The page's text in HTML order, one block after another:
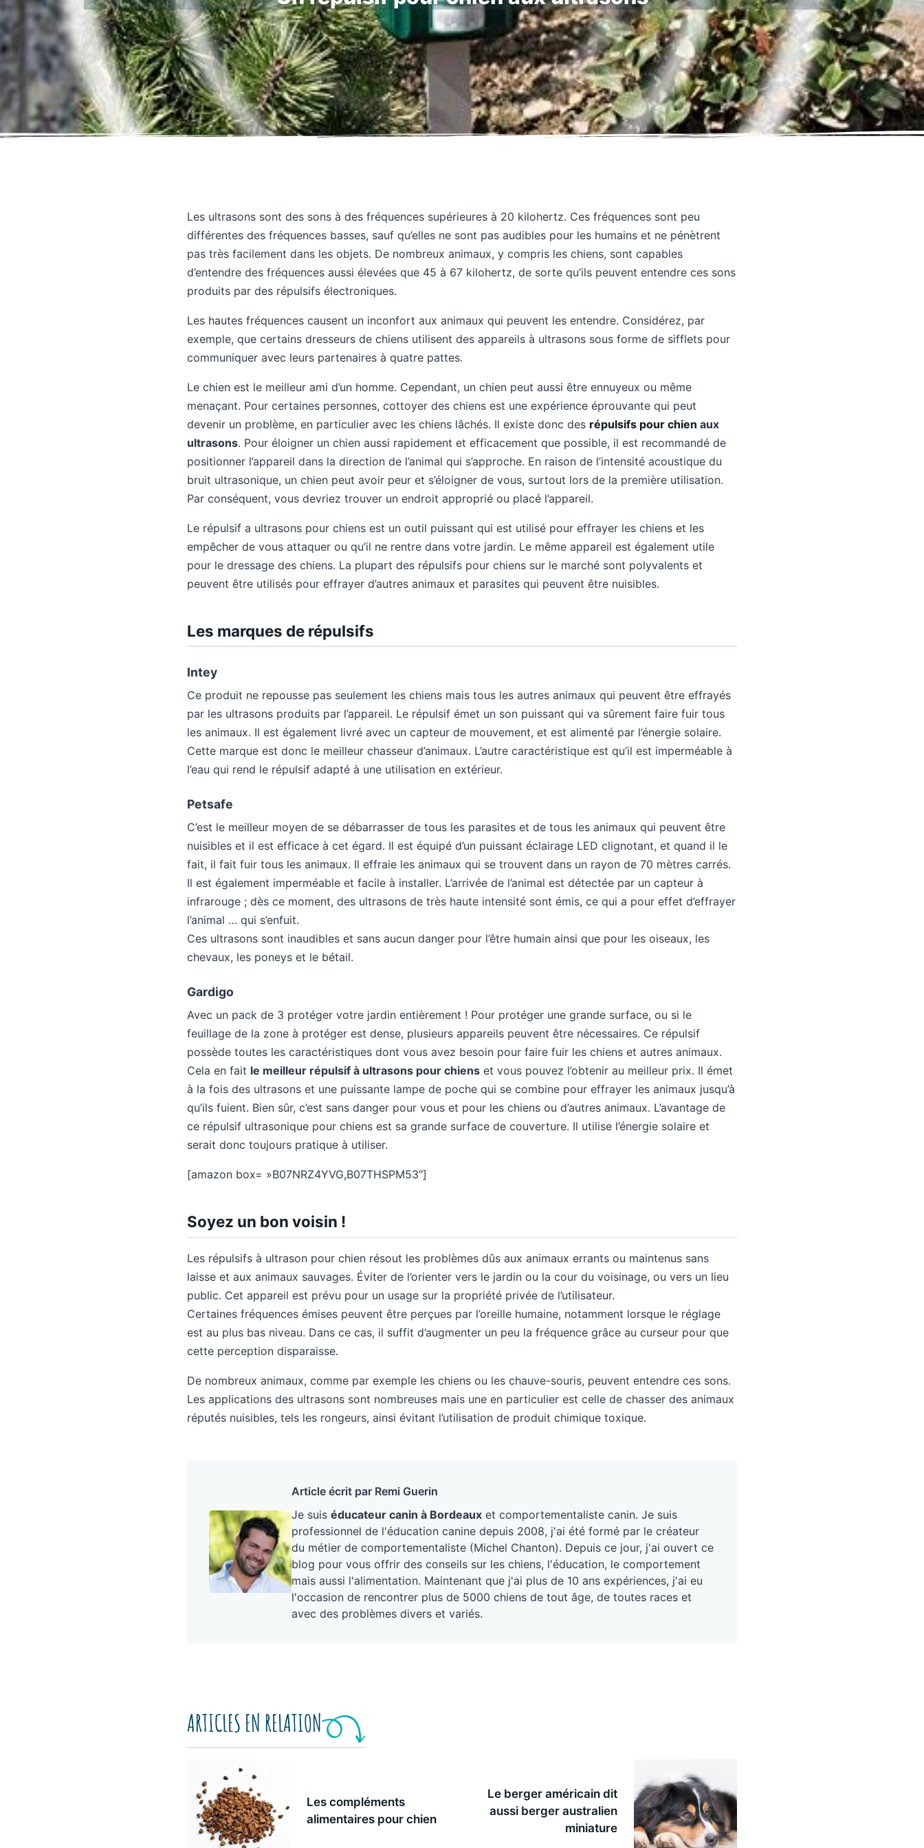
Les ultrasons sont des sons à des fréquences supérieures à 20 kilohertz. Ces fréquences sont peu
différentes des fréquences basses, sauf qu’elles ne sont pas audibles pour les humains et ne pénètrent
pas très facilement dans les objets. De nombreux animaux, y compris les chiens, sont capables
d’entendre des fréquences aussi élevées que 45 à 67 kilohertz, de sorte qu’ils peuvent entendre ces sons
produits par des répulsifs électroniques.
Les hautes fréquences causent un inconfort aux animaux qui peuvent les entendre. Considérez, par
exemple, que certains dresseurs de chiens utilisent des appareils à ultrasons sous forme de sifflets pour
communiquer avec leurs partenaires à quatre pattes.
Le chien est le meilleur ami d’un homme. Cependant, un chien peut aussi être ennuyeux ou même
menaçant. Pour certaines personnes, cottoyer des chiens est une expérience éprouvante qui peut
devenir un problème, en particulier avec les chiens lâchés. Il existe donc des répulsifs pour chien aux
ultrasons. Pour éloigner un chien aussi rapidement et efficacement que possible, il est recommandé de
positionner l’appareil dans la direction de l’animal qui s’approche. En raison de l’intensité acoustique du
bruit ultrasonique, un chien peut avoir peur et s’éloigner de vous, surtout lors de la première utilisation.
Par conséquent, vous devriez trouver un endroit approprié ou placé l’appareil.
Le répulsif a ultrasons pour chiens est un outil puissant qui est utilisé pour effrayer les chiens et les
empêcher de vous attaquer ou qu’il ne rentre dans votre jardin. Le même appareil est également utile
pour le dressage des chiens. La plupart des répulsifs pour chiens sur le marché sont polyvalents et
peuvent être utilisés pour effrayer d’autres animaux et parasites qui peuvent être nuisibles.
Les marques de répulsifs
Intey
Ce produit ne repousse pas seulement les chiens mais tous les autres animaux qui peuvent être effrayés
par les ultrasons produits par l’appareil. Le répulsif émet un son puissant qui va sûrement faire fuir tous
les animaux. Il est également livré avec un capteur de mouvement, et est alimenté par l’énergie solaire.
Cette marque est donc le meilleur chasseur d’animaux. L’autre caractéristique est qu’il est imperméable à
l’eau qui rend le répulsif adapté à une utilisation en extérieur.
Petsafe
C’est le meilleur moyen de se débarrasser de tous les parasites et de tous les animaux qui peuvent être
nuisibles et il est efficace à cet égard. Il est équipé d’un puissant éclairage LED clignotant, et quand il le
fait, il fait fuir tous les animaux. Il effraie les animaux qui se trouvent dans un rayon de 70 mètres carrés.
Il est également imperméable et facile à installer. L’arrivée de l’animal est détectée par un capteur à
infrarouge ; dès ce moment, des ultrasons de très haute intensité sont émis, ce qui a pour effet d’effrayer
l’animal … qui s’enfuit.
Ces ultrasons sont inaudibles et sans aucun danger pour l’être humain ainsi que pour les oiseaux, les
chevaux, les poneys et le bétail.
Gardigo
Avec un pack de 3 protéger votre jardin entièrement ! Pour protéger une grande surface, ou si le
feuillage de la zone à protéger est dense, plusieurs appareils peuvent être nécessaires. Ce répulsif
possède toutes les caractéristiques dont vous avez besoin pour faire fuir les chiens et autres animaux.
Cela en fait le meilleur répulsif à ultrasons pour chiens et vous pouvez l’obtenir au meilleur prix. Il émet
à la fois des ultrasons et une puissante lampe de poche qui se combine pour effrayer les animaux jusqu’à
qu’ils fuient. Bien sûr, c’est sans danger pour vous et pour les chiens ou d’autres animaux. L’avantage de
ce répulsif ultrasonique pour chiens est sa grande surface de couverture. Il utilise l’énergie solaire et
serait donc toujours pratique à utiliser.
[amazon box= »B07NRZ4YVG,B07THSPM53″]
Soyez un bon voisin !
Les répulsifs à ultrason pour chien résout les problèmes dûs aux animaux errants ou maintenus sans
laisse et aux animaux sauvages. Éviter de l’orienter vers le jardin ou la cour du voisinage, ou vers un lieu
public. Cet appareil est prévu pour un usage sur la propriété privée de l’utilisateur.
Certaines fréquences émises peuvent être perçues par l’oreille humaine, notamment lorsque le réglage
est au plus bas niveau. Dans ce cas, il suffit d’augmenter un peu la fréquence grâce au curseur pour que
cette perception disparaisse.
De nombreux animaux, comme par exemple les chiens ou les chauve-souris, peuvent entendre ces sons.
Les applications des ultrasons sont nombreuses mais une en particulier est celle de chasser des animaux
réputés nuisibles, tels les rongeurs, ainsi évitant l’utilisation de produit chimique toxique.
Article écrit par Remi Guerin
Je suis éducateur canin à Bordeaux et comportementaliste canin. Je suis
professionnel de l'éducation canine depuis 2008, j'ai été formé par le créateur
du métier de comportementaliste (Michel Chanton). Depuis ce jour, j'ai ouvert ce
blog pour vous offrir des conseils sur les chiens, l'éducation, le comportement
mais aussi l'alimentation. Maintenant que j'ai plus de 10 ans expériences, j'ai eu
l'occasion de rencontrer plus de 5000 chiens de tout âge, de toutes races et
avec des problèmes divers et variés.
ARTICLES EN RELATION
Les compléments
alimentaires pour chien
Le berger américain dit
aussi berger australien
miniature